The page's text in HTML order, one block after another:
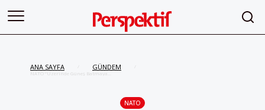
ANA SAYFA GÜNDEM
NATO “Üzerinde Güneş Batmayan
NATO